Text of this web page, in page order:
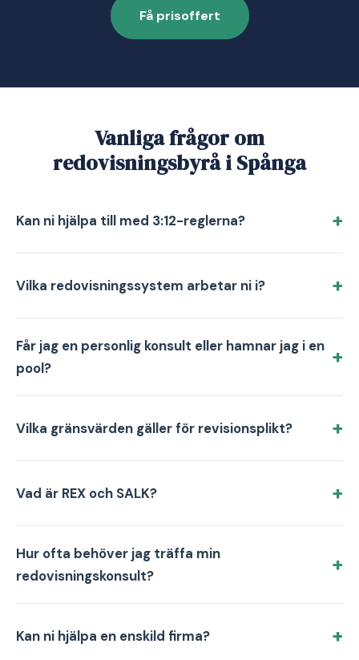
Få prisoffert
Vanliga frågor om
redovisningsbyrå i Spånga
Kan ni hjälpa till med 3:12-reglerna?
Vilka redovisningssystem arbetar ni i?
Får jag en personlig konsult eller hamnar jag i en
pool?
Vilka gränsvärden gäller för revisionsplikt?
Vad är REX och SALK?
Hur ofta behöver jag träffa min
redovisningskonsult?
Kan ni hjälpa en enskild firma?